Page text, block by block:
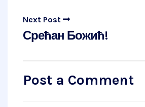
Next Post
Срећан Божић!
Post a Comment